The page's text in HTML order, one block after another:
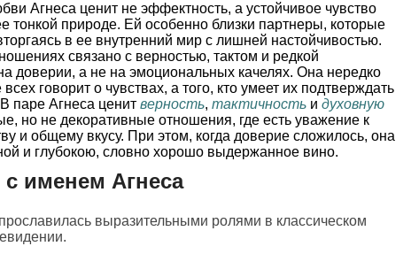
Агнеса ценит не эффектность, а устойчивое чувство
тонкой природе. Ей особенно близки партнеры, которые
в ее внутренний мир с лишней настойчивостью.
связано с верностью, тактом и редкой
доверии, а не на эмоциональных качелях. Она нередко
говорит о чувствах, а того, кто умеет их подтверждать
паре Агнеса ценит верность, тактичность и духовную
но не декоративные отношения, где есть уважение к
и общему вкусу. При этом, когда доверие сложилось, она
и глубокою, словно хорошо выдержанное вино.
именем Агнеса
выразительными ролями в классическом